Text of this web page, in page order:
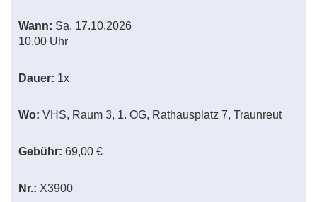
Wann: Sa. 17.10.2026
10.00 Uhr
Dauer: 1x
Wo: VHS, Raum 3, 1. OG, Rathausplatz 7, Traunreut
Gebühr: 69,00 €
Nr.: X3900